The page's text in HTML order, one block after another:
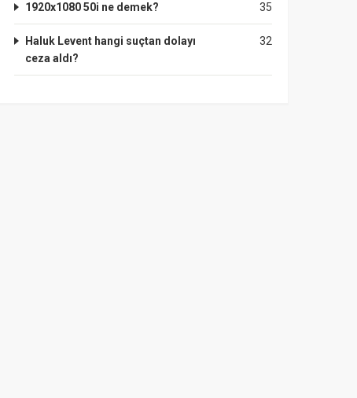
35
1920x1080 50i ne demek?
32
Haluk Levent hangi suçtan dolayı
ceza aldı?